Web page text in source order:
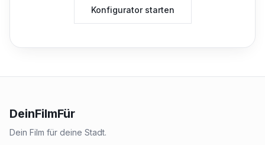
Konfigurator starten
DeinFilmFür
Dein Film für deine Stadt.